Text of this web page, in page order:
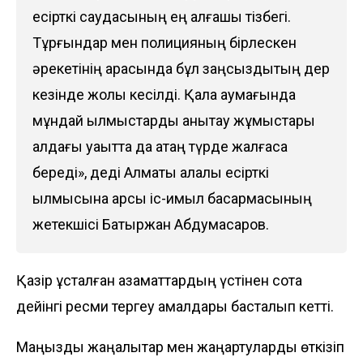
есірткі саудасының ең алғашқы тізбегі.
Тұрғындар мен полицияның бірлескен
әрекетінің арқасында бұл заңсыздықтың дер
кезінде жолы кесілді. Қала аумағында
мұндай қылмыстарды анықтау жұмыстары
алдағы уақытта да қатаң түрде жалғаса
береді», деді Алматы қалалық есірткі
қылмысына қарсы іс-қимыл басқармасының
жетекшісі Батыржан Абдумасаров.
Қазір ұсталған азаматтардың үстінен сотқа
дейінгі ресми тергеу амалдары басталып кетті.
Маңызды жаңалықтар мен жаңартуларды өткізіп